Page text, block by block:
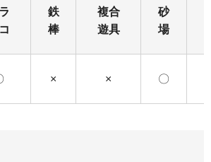
鉄
棒
複合
遊具
砂
場
× × 〇